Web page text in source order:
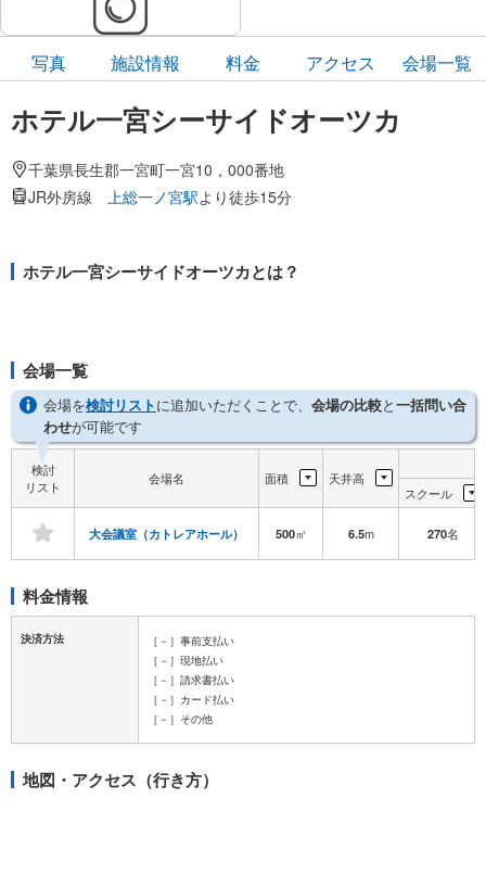
ホテル一宮シーサイドオーツカ
千葉県長生郡一宮町一宮10，000番地
JR外房線
上総一ノ宮駅より徒歩15分
写真 施設情報 料金 アクセス 会場一覧
ホテル一宮シーサイドオーツカとは？
会場一覧
会場を検討リストに追加いただくことで、 会場の比較と一括問い合
わせが可能です
検討
リスト
会場名 面積
天井高
スクール
大会議室（カトレアホール） 500㎡ 6.5m 270名
料金情報
決済方法
［－］事前支払い
［－］現地払い
［－］請求書払い
［－］カード払い
［－］その他
地図・アクセス（行き方）